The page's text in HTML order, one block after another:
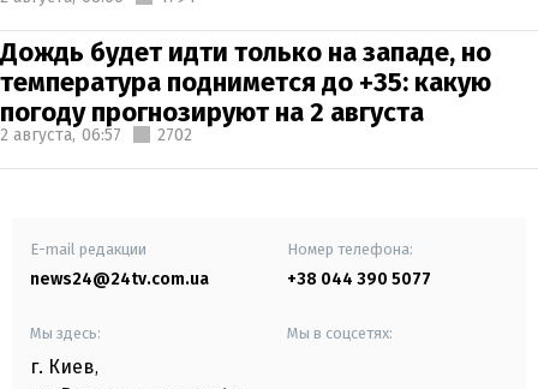
Дождь будет идти только на западе, но
температура поднимется до +35: какую
погоду прогнозируют на 2 августа
2 августа, 06:57 2702
E-mail редакции
news24@24tv.com.ua
Номер телефона:
+38 044 390 5077
Мы здесь:
г. Киев,
Мы в соцсетях: